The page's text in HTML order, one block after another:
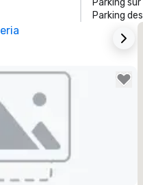
Parking sur
Parking